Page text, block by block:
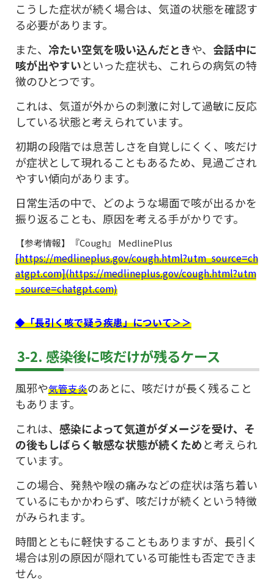
こうした症状が続く場合は、気道の状態を確認す
る必要があります。
また、 冷たい空気を吸い込んだときや、 会話中に
咳が出やすいといった症状も、これらの病気の特
徴のひとつです。
これは、気道が外からの刺激に対して過敏に反応
している状態と考えられています。
初期の段階では息苦しさを自覚しにくく、咳だけ
が症状として現れることもあるため、見過ごされ
やすい傾向があります。
日常生活の中で、どのような場面で咳が出るかを
振り返ることも、原因を考える手がかりです。
【参考情報】『Cough』 MedlinePlus
[https://medlineplus.gov/cough.html?utm_source=ch
atgpt.com](https://medlineplus.gov/cough.html?utm
_source=chatgpt.com)
◆「長引く咳で疑う疾患」について＞＞
3-2. 感染後に咳だけが残るケース
風邪や気管支炎のあとに、咳だけが長く残ること
もあります。
これは、 感染によって気道がダメージを受け、そ
の後もしばらく敏感な状態が続くためと考えられ
ています。
この場合、発熱や喉の痛みなどの症状は落ち着い
ているにもかかわらず、咳だけが続くという特徴
がみられます。
時間とともに軽快することもありますが、長引く
場合は別の原因が隠れている可能性も否定できま
せん。